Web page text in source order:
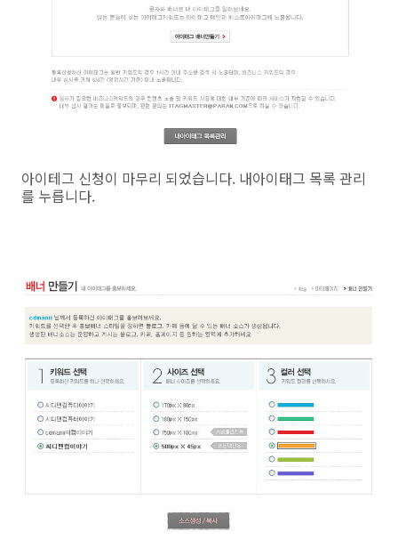
아이테그 신청이 마무리 되었습니다. 내아이태그 목록 관리
를 누릅니다.